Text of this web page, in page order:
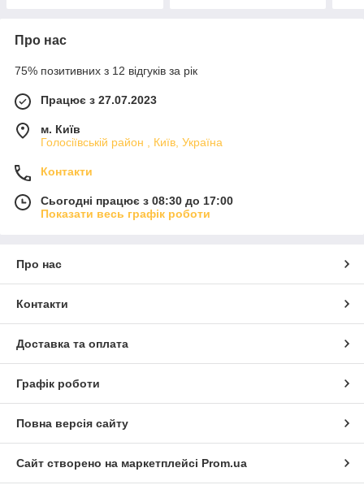
Про нас
75% позитивних з 12 відгуків за рік
Працює з 27.07.2023
м. Київ
Голосіївській район , Київ, Україна
Контакти
Сьогодні працює з 08:30 до 17:00
Показати весь графік роботи
Про нас
Контакти
Доставка та оплата
Графік роботи
Повна версія сайту
Сайт створено на маркетплейсі Prom.ua